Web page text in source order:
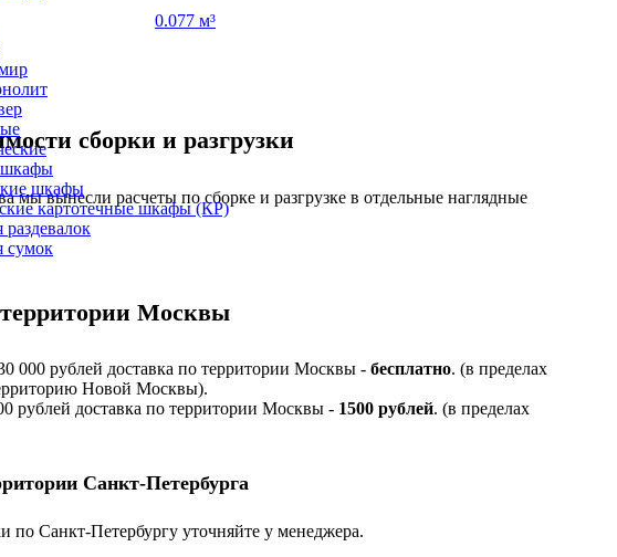
шкафы
картотечные шкафы (КР)
сумок
0.077 м³
сборки и разгрузки
мы вынесли расчеты по сборке и разгрузке в отдельные наглядные
Москвы
000 рублей доставка по территории Москвы - бесплатно. (в пределах
Новой Москвы).
рублей доставка по территории Москвы - 1500 рублей. (в пределах
Санкт-Петербурга
по Санкт-Петербургу уточняйте у менеджера.